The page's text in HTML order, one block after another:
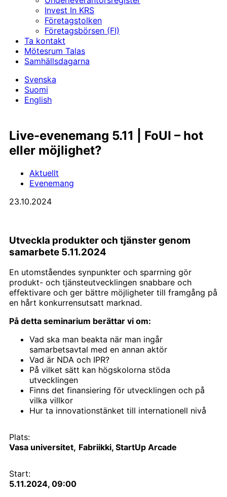
Invest In KRS
Företagstolken
Företagsbörsen (FI)
Ta kontakt
Mötesrum Talas
Samhällsdagarna
Svenska
Suomi
English
Live-evenemang 5.11 | FoUI – hot
eller möjlighet?
Aktuellt
Evenemang
23.10.2024
Utveckla produkter och tjänster genom
samarbete 5.11.2024
En utomståendes synpunkter och sparrning gör
produkt- och tjänsteutvecklingen snabbare och
effektivare och ger bättre möjligheter till framgång på
en hårt konkurrensutsatt marknad.
På detta seminarium berättar vi om:
Vad ska man beakta när man ingår
samarbetsavtal med en annan aktör
Vad är NDA och IPR?
På vilket sätt kan högskolorna stöda
utvecklingen
Finns det finansiering för utvecklingen och på
vilka villkor
Hur ta innovationstänket till internationell nivå​
Plats:
Vasa universitet, Fabriikki, StartUp Arcade
Start:
5.11.2024, 09:00